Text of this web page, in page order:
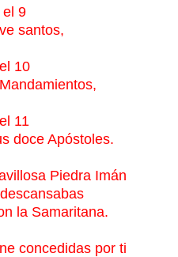
el 9
santos,
10
11
doce Apóstoles.
Piedra Imán
la Samaritana.
concedidas por ti